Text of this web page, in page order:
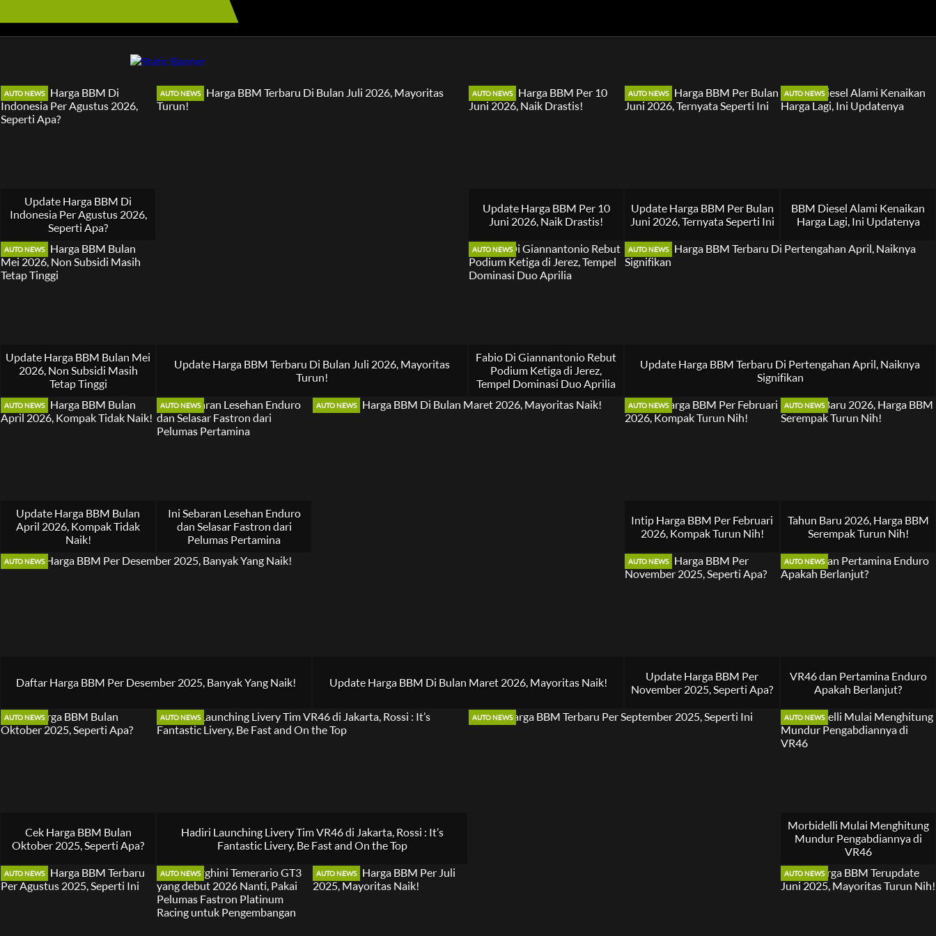
AUTO NEWS
Update Harga BBM Di
Indonesia Per Agustus 2026,
Seperti Apa?
AUTO NEWS
Update Harga BBM Terbaru Di Bulan Juli 2026, Mayoritas
Turun!
AUTO NEWS
Update Harga BBM Per 10
Juni 2026, Naik Drastis!
AUTO NEWS
Update Harga BBM Per Bulan
Juni 2026, Ternyata Seperti Ini
AUTO NEWS
BBM Diesel Alami Kenaikan
Harga Lagi, Ini Updatenya
AUTO NEWS
Update Harga BBM Bulan Mei
2026, Non Subsidi Masih
Tetap Tinggi
AUTO NEWS
Fabio Di Giannantonio Rebut
Podium Ketiga di Jerez,
Tempel Dominasi Duo Aprilia
AUTO NEWS
Update Harga BBM Terbaru Di Pertengahan April, Naiknya
Signifikan
AUTO NEWS
Update Harga BBM Bulan
April 2026, Kompak Tidak
Naik!
AUTO NEWS
Ini Sebaran Lesehan Enduro
dan Selasar Fastron dari
Pelumas Pertamina
AUTO NEWS
Update Harga BBM Di Bulan Maret 2026, Mayoritas Naik!
AUTO NEWS
Intip Harga BBM Per Februari
2026, Kompak Turun Nih!
AUTO NEWS
Tahun Baru 2026, Harga BBM
Serempak Turun Nih!
AUTO NEWS
Daftar Harga BBM Per Desember 2025, Banyak Yang Naik!
AUTO NEWS
Update Harga BBM Per
November 2025, Seperti Apa?
AUTO NEWS
VR46 dan Pertamina Enduro
Apakah Berlanjut?
AUTO NEWS
Cek Harga BBM Bulan
Oktober 2025, Seperti Apa?
AUTO NEWS
Hadiri Launching Livery Tim VR46 di Jakarta, Rossi : It’s
Fantastic Livery, Be Fast and On the Top
AUTO NEWS AUTO NEWS
Morbidelli Mulai Menghitung
Mundur Pengabdiannya di
VR46
AUTO NEWS AUTO NEWS AUTO NEWS AUTO NEWS